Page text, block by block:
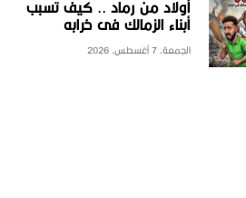
أولاد من رماد .. كيف تسبب
أبناء الزمالك فى خرابه
الجمعة، 7 أغسطس، 2026